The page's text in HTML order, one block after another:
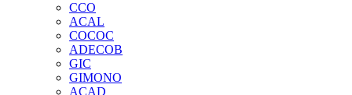
CCO
ACAL
COCOC
ADECOB
GIC
GIMONO
ACAD